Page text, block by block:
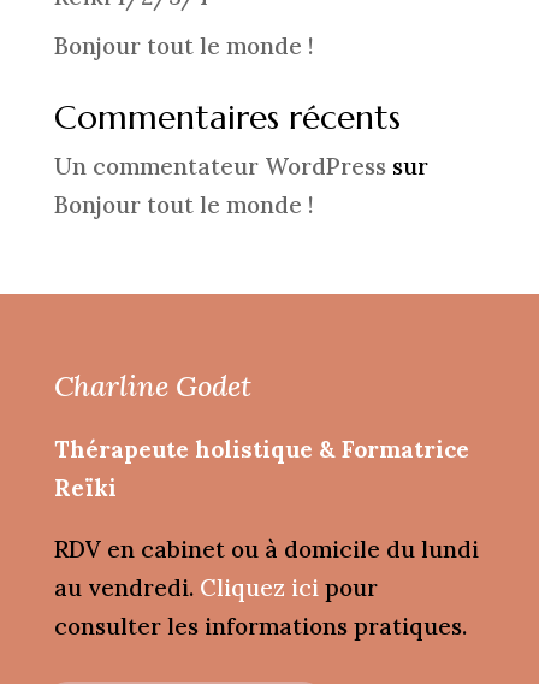
Bonjour tout le monde !
Commentaires récents
Un commentateur WordPresssur
Bonjour tout le monde !
Charline Godet
Thérapeute holistique & Formatrice
Reïki
RDV en cabinet ou à domicile du lundi
au vendredi. Cliquez icipour
consulter les informations pratiques.